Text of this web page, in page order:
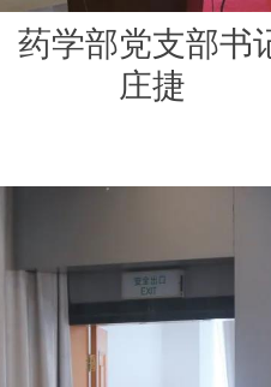
药学部党支部书
庄捷